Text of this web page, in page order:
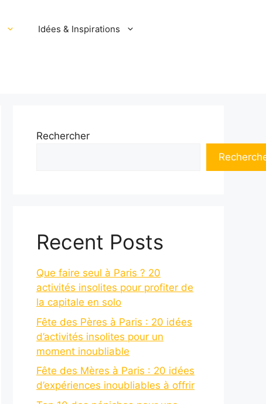
Idées & Inspirations
Rechercher
Recent Posts
Que faire seul à Paris ? 20
activités insolites pour profiter de
la capitale en solo
Fête des Pères à Paris : 20 idées
d’activités insolites pour un
moment inoubliable
Fête des Mères à Paris : 20 idées
d’expériences inoubliables à offrir